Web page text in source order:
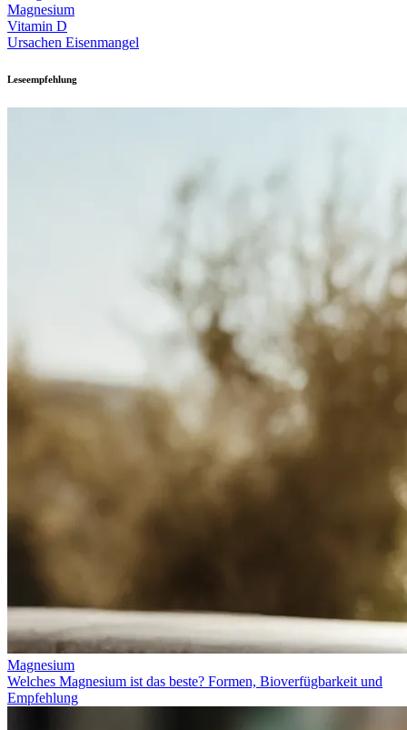
Magnesium
Vitamin D
Ursachen Eisenmangel
Leseempfehlung
Magnesium
Welches Magnesium ist das beste? Formen, Bioverfügbarkeit und
Empfehlung